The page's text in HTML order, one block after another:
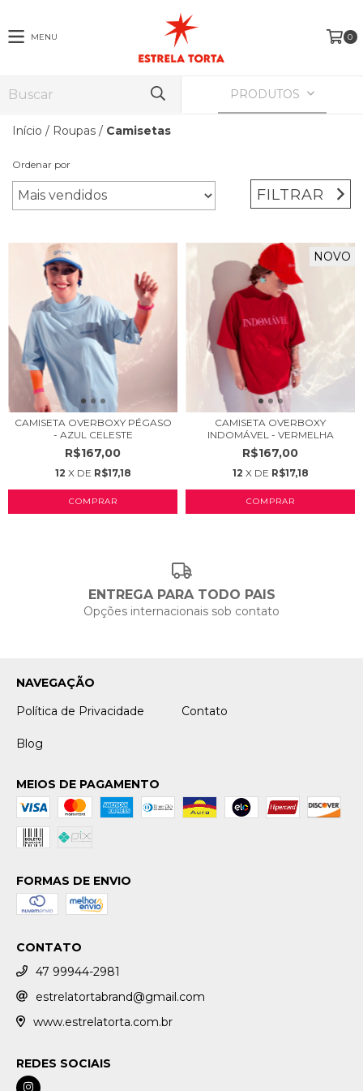
MENU 0
PRODUTOS
Início / Roupas / Camisetas
Ordenar por
FILTRAR
CAMISETA OVERBOXY PÉGASO
- AZUL CELESTE
R$167,00
12 X DE R$17,18
COMPRAR
NOVO
CAMISETA OVERBOXY
INDOMÁVEL - VERMELHA
R$167,00
12 X DE R$17,18
COMPRAR
ENTREGA PARA TODO PAIS
Opções internacionais sob contato
NAVEGAÇÃO
Política de Privacidade
Contato
Blog
MEIOS DE PAGAMENTO
FORMAS DE ENVIO
CONTATO
47 99944-2981
estrelatortabrand@gmail.com
www.estrelatorta.com.br
REDES SOCIAIS